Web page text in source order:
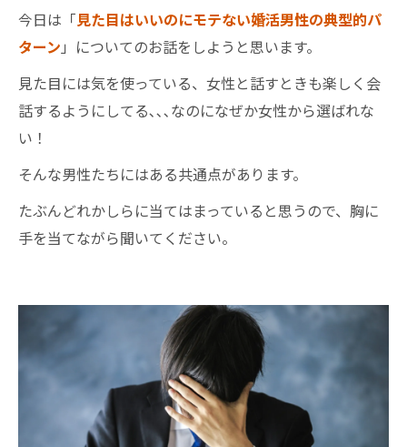
今日は「見た目はいいのにモテない婚活男性の典型的パ
ターン 」についてのお話をしようと思います。
見た目には気を使っている、女性と話すときも楽しく会
話するようにしてる､､､なのになぜか女性から選ばれな
い！
そんな男性たちにはある共通点があります。
たぶんどれかしらに当てはまっていると思うので、胸に
手を当てながら聞いてください。